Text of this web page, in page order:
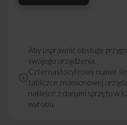
Aby usprawnić obsługę
swojego urządzenia.
Czternastocyfrowy numer
tabliczce znamionowej
naklejce z danymi sprzętu w
wyrobu.